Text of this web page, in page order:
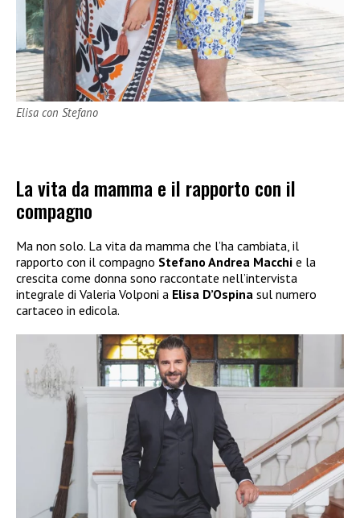
Elisa con Stefano
La vita da mamma e il rapporto con il
compagno
Ma non solo. La vita da mamma che l’ha cambiata, il
rapporto con il compagno Stefano Andrea Macchi e la
crescita come donna sono raccontate nell’intervista
integrale di Valeria Volponi a Elisa D’Ospina sul numero
cartaceo in edicola.